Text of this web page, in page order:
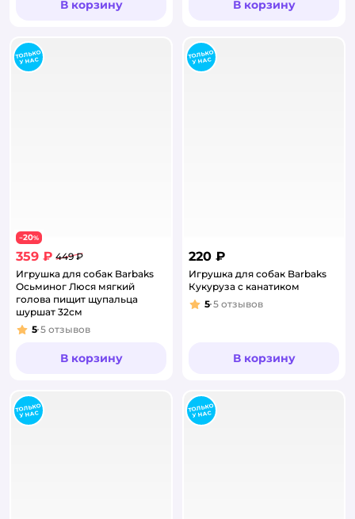
В корзину В корзину
−20%
359 ₽ 449 ₽
Игрушка для собак Barbaks
Осьминог Люся мягкий
голова пищит щупальца
шуршат 32см
Рейтинг:
5 5 отзывов
В корзину
220 ₽
Игрушка для собак Barbaks
Кукуруза с канатиком
Рейтинг:
5 5 отзывов
В корзину